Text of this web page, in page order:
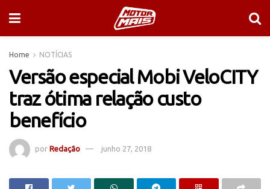
Home NOTÍCIAS
Versão especial Mobi VeloCITY
traz ótima relação custo
benefício
por Redação junho 27, 2018